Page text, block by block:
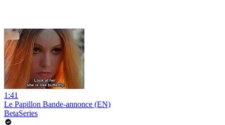
1:41
Le Papillon Bande-annonce (EN)
BetaSeries